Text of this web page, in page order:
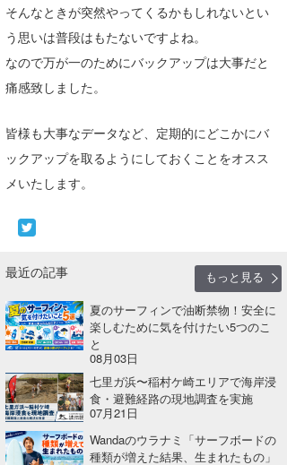
そんなときが突然やってくるかもしれないとい
う思いは普段はもたないですよね。
なので万が一のためにバックアップは大事だと
痛感致しました。
皆様も大事なデータなど、定期的にどこかにバ
ックアップを取るようにしておくことをオスス
メいたします。
最近の記事
もっと見る
夏のサーフィンで油断禁物！安全に
楽しむために気を付けたい5つのこ
と
08月03日
七里ガ浜〜稲村ケ崎エリアで海岸浸
食・避難経路の現地調査を実施
07月21日
Wandaのウラナミ「サーフボードの
種類が増えた結果、生まれたもの」
ゴン
米山予報士
wanda
予報士 hiro.
banpaku
Romisea